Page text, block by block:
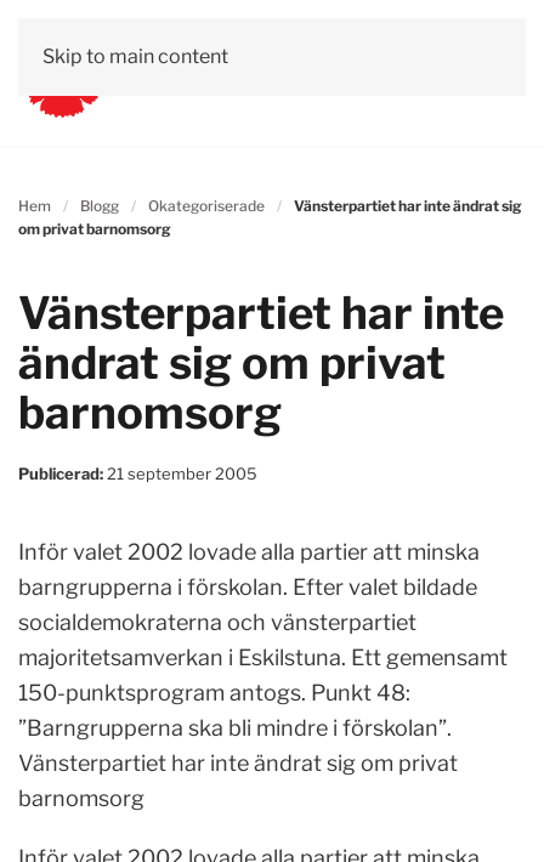
Skip to main content
Hem Blogg Okategoriserade
Vänsterpartiet har inte ändrat sig
om privat barnomsorg
Vänsterpartiet har inte
ändrat sig om privat
barnomsorg
Publicerad: 21 september 2005
Inför valet 2002 lovade alla partier att minska
barngrupperna i förskolan. Efter valet bildade
socialdemokraterna och vänsterpartiet
majoritetsamverkan i Eskilstuna. Ett gemensamt
150-punktsprogram antogs. Punkt 48:
”Barngrupperna ska bli mindre i förskolan”.
Vänsterpartiet har inte ändrat sig om privat
barnomsorg